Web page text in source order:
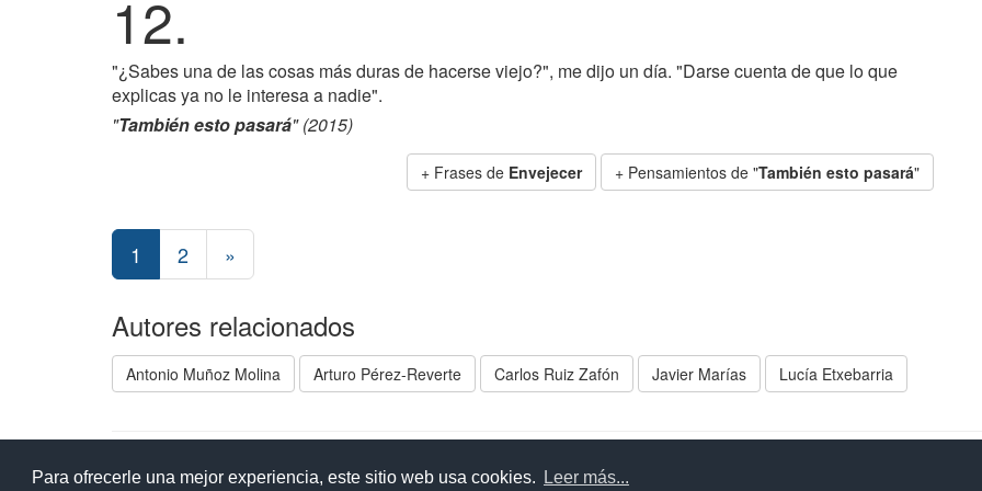
Para ofrecerle una mejor experiencia, este sitio web usa cookies. Leer más...
12.
"¿Sabes una de las cosas más duras de hacerse viejo?", me dijo un día. "Darse cuenta de que lo que
explicas ya no le interesa a nadie".
"También esto pasará" (2015)
+ Frases de Envejecer + Pensamientos de "También esto pasará"
1 2 »
Autores relacionados
Antonio Muñoz Molina Arturo Pérez-Reverte Carlos Ruiz Zafón Javier Marías Lucía Etxebarria
Ayuda Aviso legal